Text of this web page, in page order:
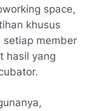
space,
khusus
setiap member
hasil yang